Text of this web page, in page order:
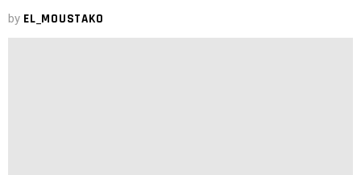
by EL_MOUSTAKO